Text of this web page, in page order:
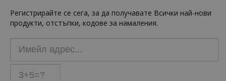
Регистрирайте се сега, за да получавате Всички най-нови
продукти, отстъпки, кодове за намаления.